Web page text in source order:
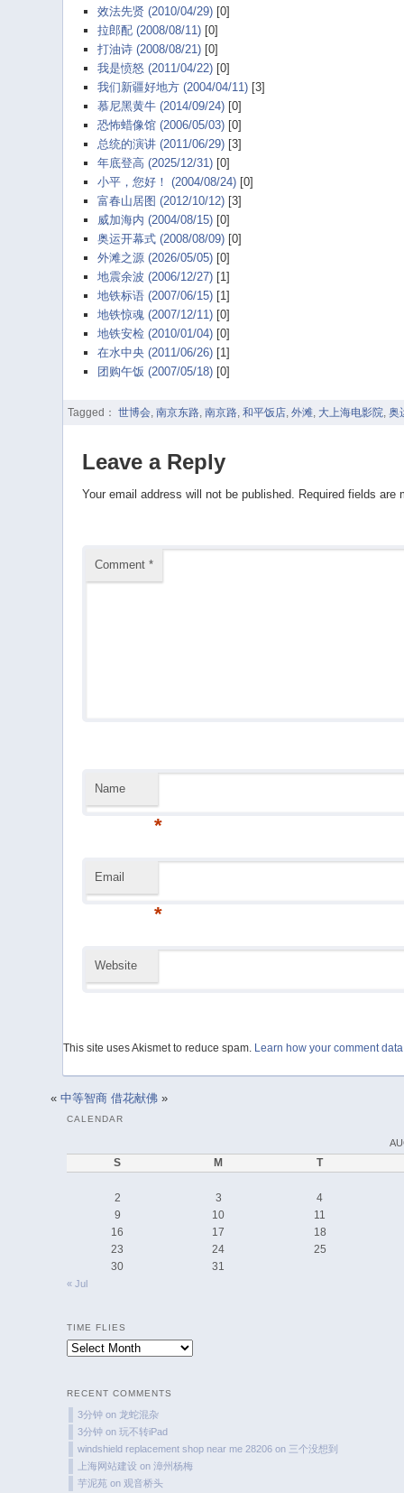
效法先贤 (2010/04/29)[0]
拉郎配 (2008/08/11)[0]
打油诗 (2008/08/21)[0]
我是愤怒 (2011/04/22)[0]
我们新疆好地方 (2004/04/11)[3]
慕尼黑黄牛 (2014/09/24)[0]
恐怖蜡像馆 (2006/05/03)[0]
总统的演讲 (2011/06/29)[3]
年底登高 (2025/12/31)[0]
小平，您好！ (2004/08/24)[0]
富春山居图 (2012/10/12)[3]
威加海内 (2004/08/15)[0]
奥运开幕式 (2008/08/09)[0]
外滩之源 (2026/05/05)[0]
地震余波 (2006/12/27)[1]
地铁标语 (2007/06/15)[1]
地铁惊魂 (2007/12/11)[0]
地铁安检 (2010/01/04)[0]
在水中央 (2011/06/26)[1]
团购午饭 (2007/05/18)[0]
Tagged： 世博会, 南京东路, 南京路, 和平饭店, 外滩, 大上海电影院, 奥
Leave a Reply
Your email address will not be published. Required fields are
Comment *
Name
*
Email
*
Website
This site uses Akismet to reduce spam. Learn how your comment
« 中等智商 借花献佛»
CALENDAR
S M T
2 3
4
9
10
11
16
17
18
23
24
25
30
31
« Jul
TIME FLIES
Time
RECENT COMMENTS
3分钟 on 龙蛇混杂
3分钟 on玩不转iPad
windshield replacement shop near me 28206 on 三个没想到
上海网站建设 on漳州杨梅
芋泥苑 on 观音桥头